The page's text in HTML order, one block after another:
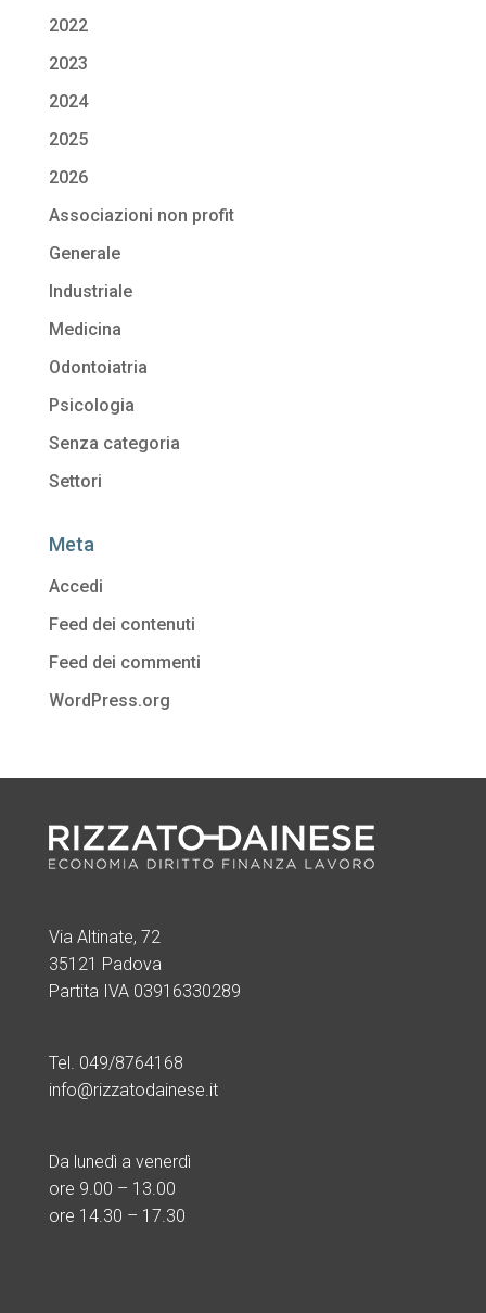
2022
2023
2024
2025
2026
Associazioni non profit
Generale
Industriale
Medicina
Odontoiatria
Psicologia
Senza categoria
Settori
Meta
Accedi
Feed dei contenuti
Feed dei commenti
WordPress.org
Via Altinate, 72
35121 Padova
Partita IVA 03916330289
Tel. 049/8764168
info@rizzatodainese.it
Da lunedì a venerdì
ore 9.00 – 13.00
ore 14.30 – 17.30